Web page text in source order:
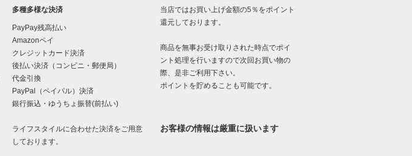
多種多様な決済
PayPay残高払い
Amazonペイ
クレジットカード決済
後払い決済（コンビニ・郵便局）
代金引換
PayPal（ペイパル）決済
銀行振込・ゆうちょ振替(前払い)
ライフスタイルに合わせた決済をご用意
しております。
当店ではお買い上げ金額の5％をポイント
還元しております。
商品を無事お受け取りされた時点でポイ
ント処理を行いますので次回お買い物の
際、是非ご利用下さい。
ポイントを貯めることも可能です。
お客様の情報は厳重に扱います